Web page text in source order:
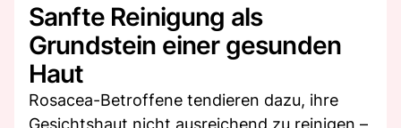
Sanfte Reinigung als
Grundstein einer gesunden
Haut
Rosacea-Betroffene tendieren dazu, ihre
Gesichtshaut nicht ausreichend zu reinigen –